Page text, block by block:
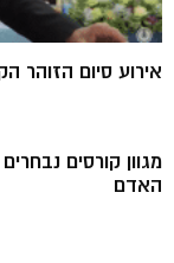
אירוע סיום הזוהר
מגוון קורסים
האדם